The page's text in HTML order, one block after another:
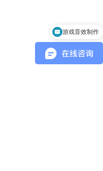
中文配音外语配音